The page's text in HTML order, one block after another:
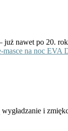
już nawet po 20.
na noc EVA
i